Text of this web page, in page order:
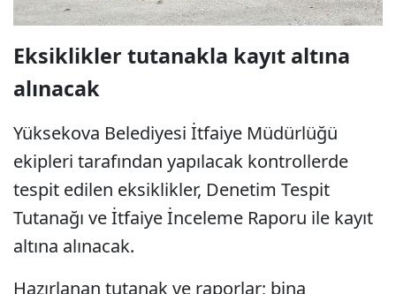
Eksiklikler tutanakla kayıt altına
alınacak
Yüksekova Belediyesi İtfaiye Müdürlüğü
ekipleri tarafından yapılacak kontrollerde
tespit edilen eksiklikler, Denetim Tespit
Tutanağı ve İtfaiye İnceleme Raporu ile kayıt
altına alınacak.
Hazırlanan tutanak ve raporlar; bina